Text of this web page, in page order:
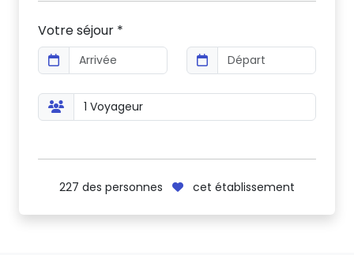
Votre séjour *
227 des personnes cet établissement